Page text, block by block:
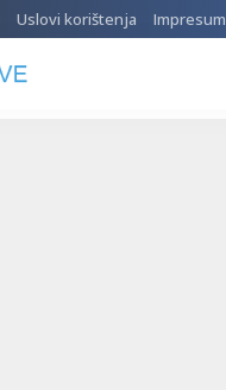
Uslovi korištenja Impresum